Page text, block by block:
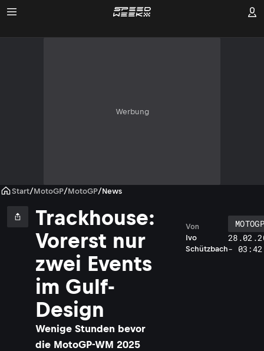
Werbung
Start/MotoGP/MotoGP/News
Trackhouse:
Vorerst nur
zwei Events
im Gulf-
Design
Wenige Stunden bevor
die MotoGP-WM 2025
Ivo
Schützbach
Von
- 03:42